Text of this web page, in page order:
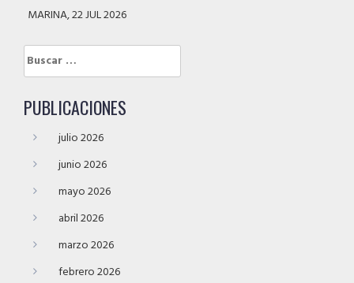
MARINA, 22 JUL 2026
Buscar:
PUBLICACIONES
julio 2026
junio 2026
mayo 2026
abril 2026
marzo 2026
febrero 2026